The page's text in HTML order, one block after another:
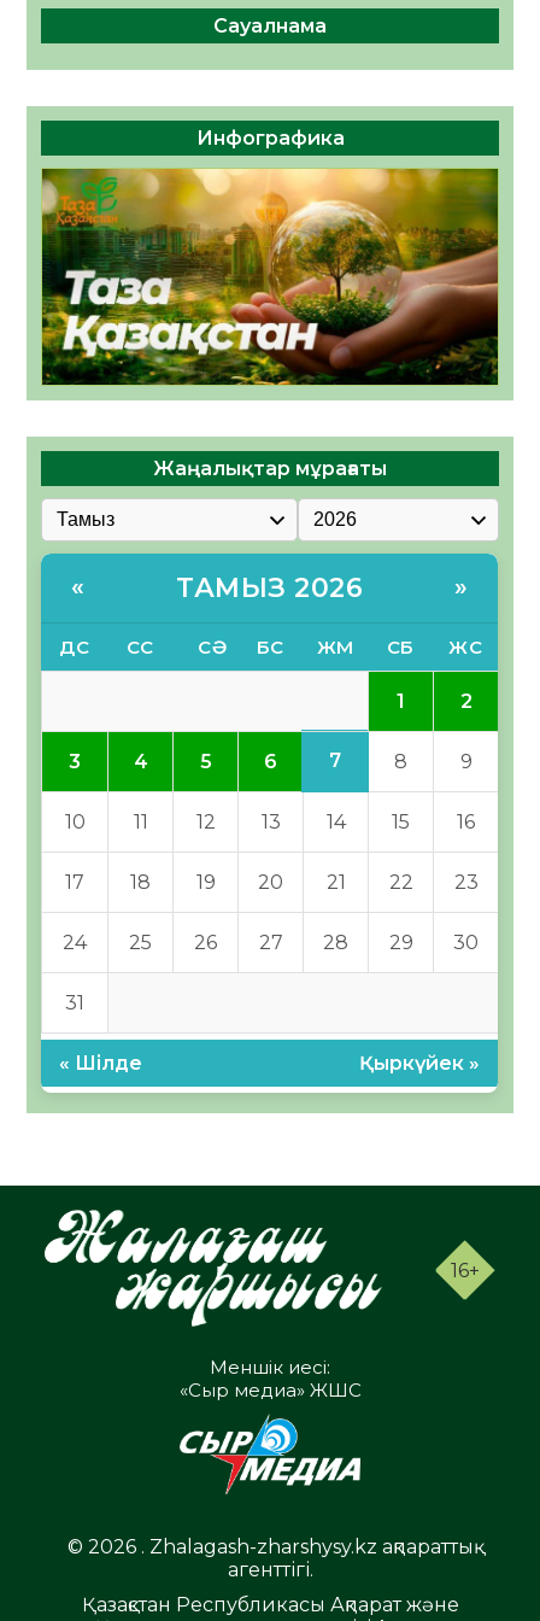
Сауалнама
Инфографика
Жаңалықтар мұрағаты
« ТАМЫЗ 2026 »
ДС СС СӘ БС ЖМ СБ ЖС
1 2
3 4 5 6 7 8 9
10 11 12 13 14 15 16
17 18 19 20 21 22 23
24 25 26 27 28 29 30
31
« Шілде Қыркүйек »
16+
Меншік иесі:
«Сыр медиа» ЖШС
© 2026 . Zhalagash-zharshysy.kz ақпараттық
агенттігі.
Қазақстан Республикасы Ақпарат және